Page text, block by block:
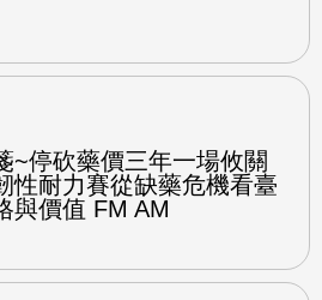
~停砍藥價三年一場攸關
性耐力賽從缺藥危機看臺
與價值 FM AM